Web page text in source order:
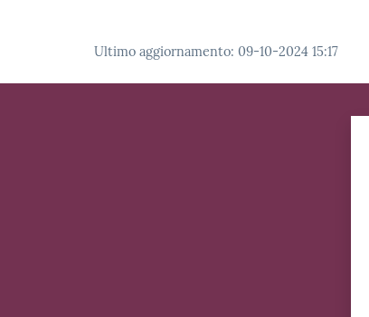
Ultimo aggiornamento: 09-10-2024 15:17